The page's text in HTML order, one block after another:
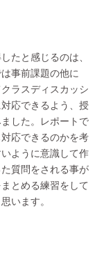
たと感じるのは、
事前課題の他に
ラスディスカッシ
応できるよう、授
した。レポートで
応できるのかを考
ように意識して作
質問をされる事が
とめる練習をして
います。